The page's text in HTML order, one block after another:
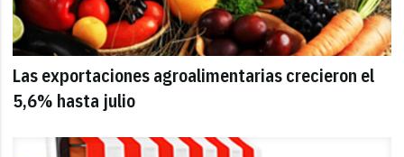
Las exportaciones agroalimentarias crecieron el
5,6% hasta julio